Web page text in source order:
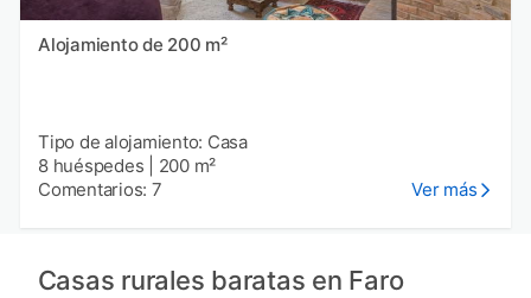
Alojamiento de 200 m²
Tipo de alojamiento: Casa
8 huéspedes
200 m²
Comentarios: 7
Ver más
Casas rurales baratas en Faro